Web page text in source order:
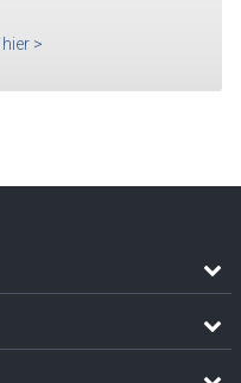
hier >